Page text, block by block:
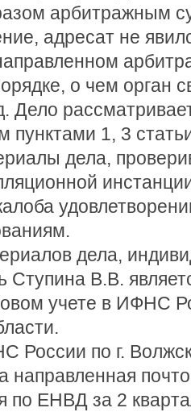
арбитражным
адресат не
о чем орган
Дело
пунктами 1, 3
дела,
дела,
Ступина В.В.
учете в ИФНС
России по г.
направленная
по ЕНВД за 2